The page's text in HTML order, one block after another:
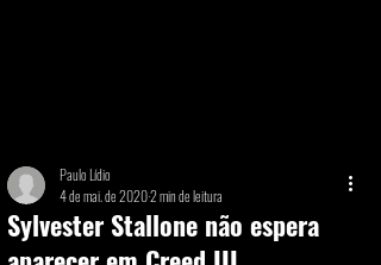
Sylvester Stallone não espera
Paulo Lídio
4 de mai. de 20202 min de leitura